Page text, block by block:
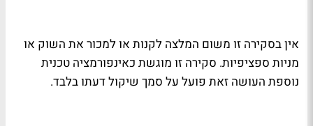
אין בסקירה זו משום המלצה לקנות או למכור את השוק או
מניות ספציפיות. סקירה זו מוגשת כאינפורמציה טכנית
נוספת העושה זאת פועל על סמך שיקול דעתו בלבד.